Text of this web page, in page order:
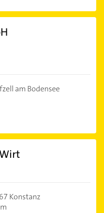
am Bodensee
Konstanz